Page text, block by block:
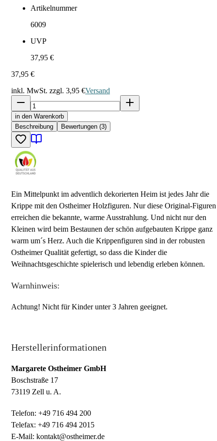
Artikelnummer
6009
UVP
37,95 €
37,95 €
inkl. MwSt. zzgl. 3,95 €Versand
in den Warenkorb
Beschreibung
Bewertungen (3)
Ein Mittelpunkt im adventlich dekorierten Heim ist jedes Jahr die
Krippe mit den Ostheimer Holzfiguren. Nur diese Original-Figuren
erreichen die bekannte, warme Ausstrahlung. Und nicht nur den
Kleinen wird beim Bestaunen der schön aufgebauten Krippe ganz
warm um´s Herz. Auch die Krippenfiguren sind in der robusten
Ostheimer Qualität gefertigt, so dass die Kinder die
Weihnachtsgeschichte spielerisch und lebendig erleben können.
Warnhinweis:
Achtung! Nicht für Kinder unter 3 Jahren geeignet.
Herstellerinformationen
Margarete Ostheimer GmbH
Boschstraße 17
73119 Zell u. A.
Telefon: +49 716 494 200
Telefax: +49 716 494 2015
E-Mail: kontakt@ostheimer.de